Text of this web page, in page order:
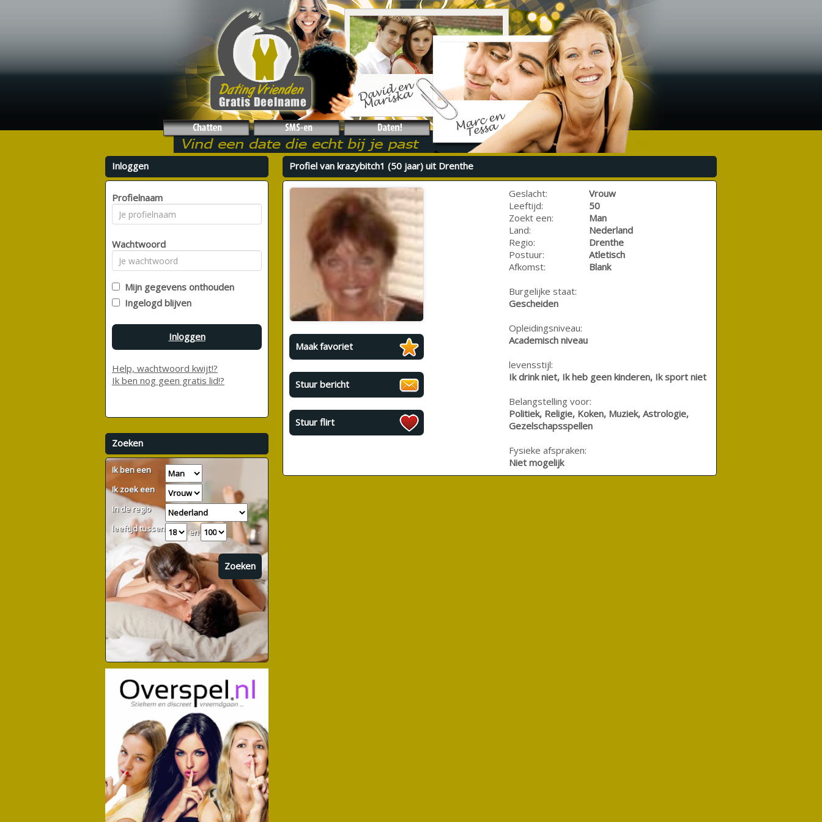
Profiel van krazybitch1 (50 jaar) uit Drenthe
Maak favoriet
Stuur bericht
Stuur flirt
Geslacht:
Vrouw
Leeftijd:
50
Zoekt een:
Man
Land:
Nederland
Regio:
Drenthe
Postuur:
Atletisch
Afkomst:
Blank
Burgelijke staat:
Gescheiden
Opleidingsniveau:
Academisch niveau
levensstijl:
Ik drink niet, Ik heb geen kinderen, Ik sport niet
Belangstelling voor:
Politiek, Religie, Koken, Muziek, Astrologie,
Gezelschapsspellen
Fysieke afspraken:
Niet mogelijk
Inloggen
Profielnaam
Wachtwoord
Mijn gegevens onthouden
Ingelogd blijven
Inloggen
Help, wachtwoord kwijt!?
Ik ben nog geen gratis lid!?
Zoeken
Ik ben een
Ik zoek een
In de regio
leeftijd tussen
en
Zoeken